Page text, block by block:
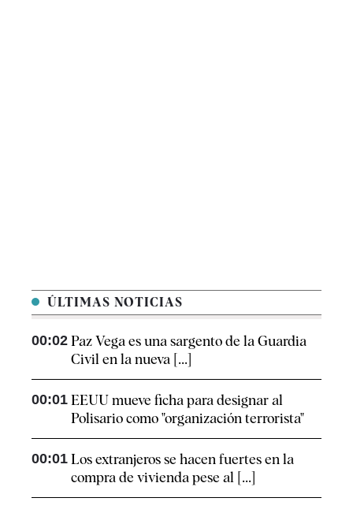
ÚLTIMAS NOTICIAS
00:02 Paz Vega es una sargento de la Guardia
Civil en la nueva [...]
00:01 EEUU mueve ficha para designar al
Polisario como "organización terrorista"
00:01 Los extranjeros se hacen fuertes en la
compra de vivienda pese al [...]